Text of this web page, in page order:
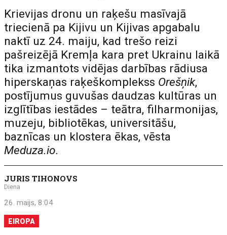
Krievijas dronu un raķešu masīvajā
triecienā pa Kijivu un Kijivas apgabalu
naktī uz 24. maiju, kad trešo reizi
pašreizējā Kremļa kara pret Ukrainu laikā
tika izmantots vidējas darbības rādiusa
hiperskaņas raķeškomplekss Orešņik,
postījumus guvušas daudzas kultūras un
izglītības iestādes – teātra, filharmonijas,
muzeju, bibliotēkas, universitāšu,
baznīcas un klostera ēkas, vēsta
Meduza.io.
JURIS TIHONOVS
Diena
26. maijs, 8:04
EIROPA